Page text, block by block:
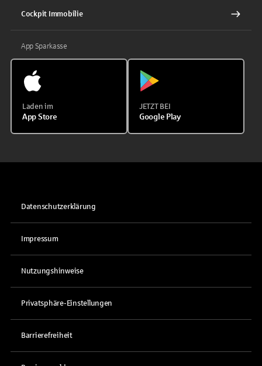
Cockpit Immobilie
App Sparkasse
Laden im
App Store
JETZT BEI
Google Play
Datenschutzerklärung
Impressum
Nutzungshinweise
Privatsphäre-Einstellungen
Barrierefreiheit